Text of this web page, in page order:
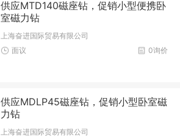
供应MTD140磁座钻，促销小型便携卧
室磁力钻
上海奋进国际贸易有限公司
0询价
面议
供应MDLP45磁座钻，促销小型卧室磁
力钻
上海奋进国际贸易有限公司